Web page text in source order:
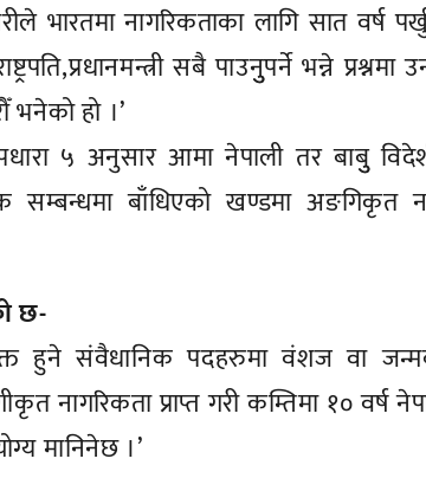
भारतमा नागरिकताका लागि सात वर्ष
सबै पाउनुुपर्ने भन्ने
भनेको हो ।’
५ अनुसार आमा नेपाली तर बाबुु
सम्बन्धमा बाँधिएको खण्डमा अङगिकृत
छ-
हुने संवैधानिक पदहरुमा वंशज वा
नागरिकता प्राप्त गरी कम्तिमा १० वर्ष
मानिनेछ ।’